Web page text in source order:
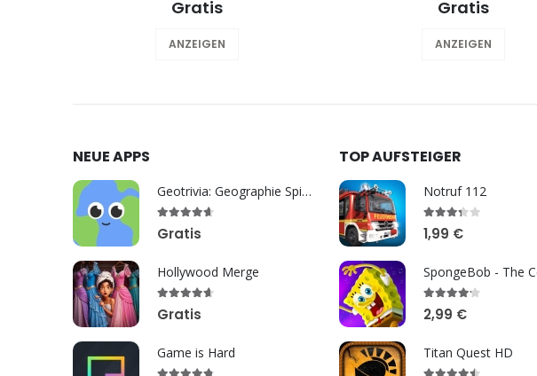
Gratis
ANZEIGEN
Gratis
ANZEIGEN
NEUE APPS
Geotrivia: Geographie Spiele
Gratis
Hollywood Merge
Gratis
Game is Hard
TOP AUFSTEIGER
Notruf 112
1,99 €
2,99 €
Titan Quest HD